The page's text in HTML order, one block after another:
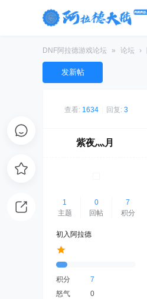
DNF阿拉德游戏论坛 » 论坛 ›
发新帖
查看: 1634 回复: 3
紫夜灬月
1
主题
0
回帖
7
积分
初入阿拉德
积分
7
怒气
0